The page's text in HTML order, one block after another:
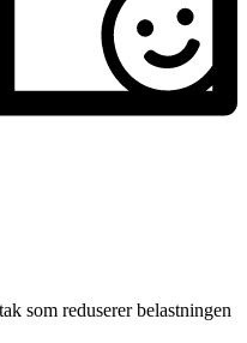
som reduserer belastningen